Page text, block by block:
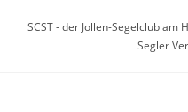
InhaltSCST - der Jollen-Segelclub
Segler